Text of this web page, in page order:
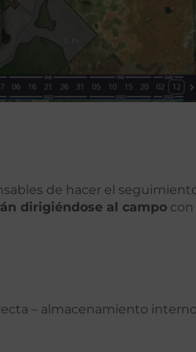
de hacer el
dirigiéndose al campocon
– almacenamiento